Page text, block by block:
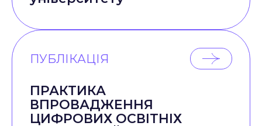
ПУБЛІКАЦІЯ
ПРАКТИКА
ВПРОВАДЖЕННЯ
ЦИФРОВИХ ОСВІТНІХ